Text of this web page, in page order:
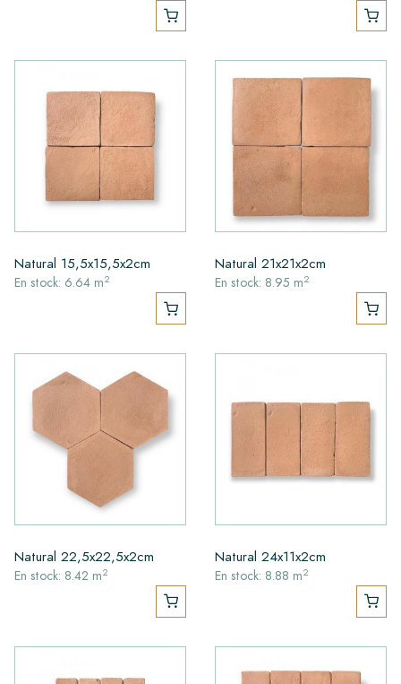
Natural 15,5x15,5x2cm
En stock: 6.64 m2
Natural 21x21x2cm
En stock: 8.95 m2
Natural 22,5x22,5x2cm
En stock: 8.42 m2
Natural 24x11x2cm
En stock: 8.88 m2